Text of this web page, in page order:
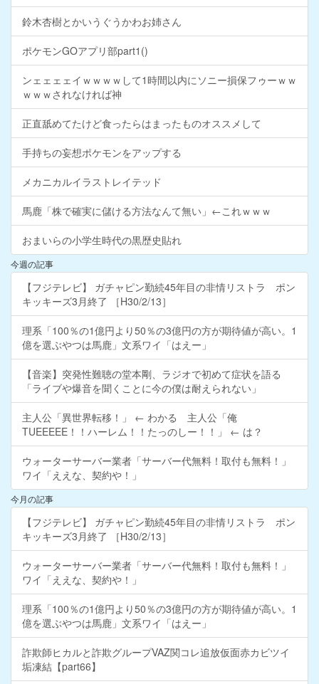
鈴木杏樹とかいうぐうかわお姉さん
ポケモンGOアプリ部part1()
ンェェェェイｗｗｗｗして1時間以内にソニー損保フゥーｗｗ
ｗｗｗされなければ神
正直舐めてたけど食ったらはまったものオススメして
手持ちの妄想ポケモンをアップする
メカニカルイラストレイテッド
馬鹿「株で確実に儲ける方法なんて無い」←これｗｗｗ
おまいらの小学生時代の黒歴史貼れ
今週の記事
【フジテレビ】 ガチャピン勤続45年目の非情リストラ ポン
キッキーズ3月終了 ［H30/2/13］
理系「100％の1億円より50％の3億円の方が期待値が高い。1
億を選ぶやつは馬鹿」文系ワイ「はえー」
【音楽】突発性難聴の堂本剛、ラジオで初めて症状を語る
「ライブや爆音を聞くことに今の僕は耐えられない」
主人公「異世界転移！」 ← わかる 主人公「俺
TUEEEEE！！ハーレム！！たっのしー！！」 ← は？
ウォーターサーバー業者「サーバー代無料！取付も無料！」
ワイ「ええな、契約や！」
今月の記事
【フジテレビ】 ガチャピン勤続45年目の非情リストラ ポン
キッキーズ3月終了 ［H30/2/13］
ウォーターサーバー業者「サーバー代無料！取付も無料！」
ワイ「ええな、契約や！」
理系「100％の1億円より50％の3億円の方が期待値が高い。1
億を選ぶやつは馬鹿」文系ワイ「はえー」
詐欺師ヒカルと詐欺グループVAZ関コレ追放仮面赤カビツイ
垢凍結【part66】